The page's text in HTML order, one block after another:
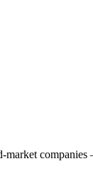
market